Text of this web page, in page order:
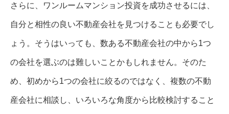
さらに、ワンルームマンション投資を成功させるには、
自分と相性の良い不動産会社を見つけることも必要でし
ょう。そうはいっても、数ある不動産会社の中から1つ
の会社を選ぶのは難しいことかもしれません。そのた
め、初めから1つの会社に絞るのではなく、複数の不動
産会社に相談し、いろいろな角度から比較検討すること